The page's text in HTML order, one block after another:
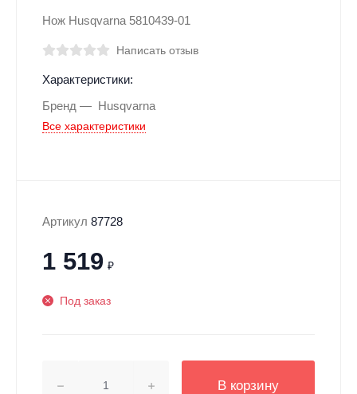
Нож Husqvarna 5810439-01
Написать отзыв
Характеристики:
Бренд
Husqvarna
Все характеристики
Артикул 87728
1 519 ₽
Под заказ
В корзину